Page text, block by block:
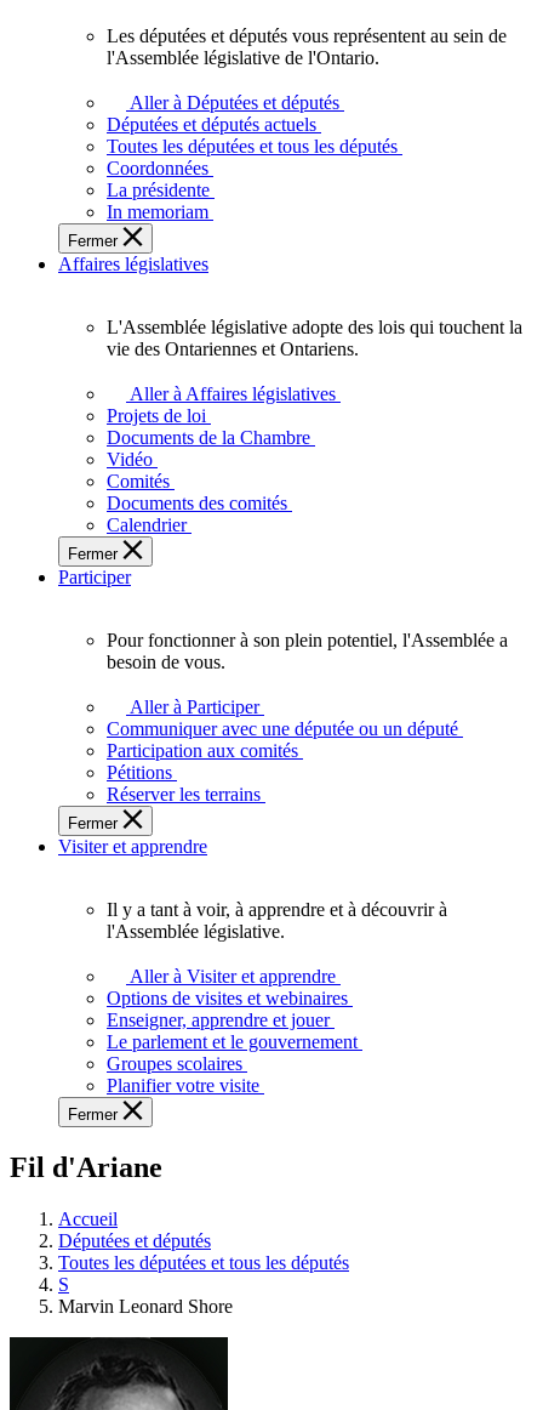
députés
vous
représentent
sein
de
l'Assemblée
législative
l'Ontario.
Les députées et députés vous représentent au sein de
l'Assemblée législative de l'Ontario.
Aller à Députées et députés
Députées et députés actuels
Toutes les députées et tous les députés
Coordonnées
La présidente
In memoriam
Fermer
Affaires législatives
L'Assemblée
adopte
touchent
des
Ontariennes
et
L'Assemblée législative adopte des lois qui touchent la
vie des Ontariennes et Ontariens.
Aller à Affaires législatives
Projets de loi
Documents de la Chambre
Vidéo
Comités
Documents des comités
Calendrier
Fermer
Participer
plein
potentiel,
l'Assemblée
a
besoin
de
Pour fonctionner à son plein potentiel, l'Assemblée a
besoin de vous.
Aller à Participer
Communiquer avec une députée ou un député
Participation aux comités
Pétitions
Réserver les terrains
Fermer
Visiter et apprendre
voir,
apprendre
et
à
à
législative.
Il y a tant à voir, à apprendre et à découvrir à
l'Assemblée législative.
Aller à Visiter et apprendre
Options de visites et webinaires
Enseigner, apprendre et jouer
Le parlement et le gouvernement
Groupes scolaires
Planifier votre visite
Fermer
Fil d'Ariane
Accueil
Députées et députés
Toutes les députées et tous les députés
S
Marvin Leonard Shore